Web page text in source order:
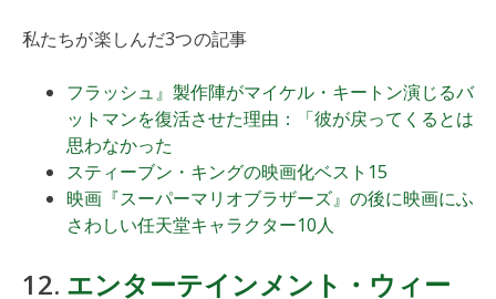
私たちが楽しんだ3つの記事
フラッシュ』製作陣がマイケル・キートン演じるバ
ットマンを復活させた理由：「彼が戻ってくるとは
思わなかった
スティーブン・キングの映画化ベスト15
映画『スーパーマリオブラザーズ』の後に映画にふ
さわしい任天堂キャラクター10人
12. エンターテインメント・ウィー